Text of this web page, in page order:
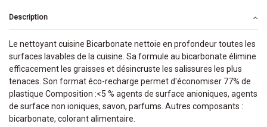
Description
Le nettoyant cuisine Bicarbonate nettoie en profondeur toutes les
surfaces lavables de la cuisine. Sa formule au bicarbonate élimine
efficacement les graisses et désincruste les salissures les plus
tenaces. Son format éco-recharge permet d'économiser 77% de
plastique Composition :<5 % agents de surface anioniques, agents
de surface non ioniques, savon, parfums. Autres composants :
bicarbonate, colorant alimentaire.